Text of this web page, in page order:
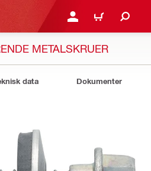
LOG IND ELLER
INDKØBSKURV
METALSKRUER
data Dokumenter